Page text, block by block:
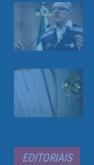
EDITORIAIS